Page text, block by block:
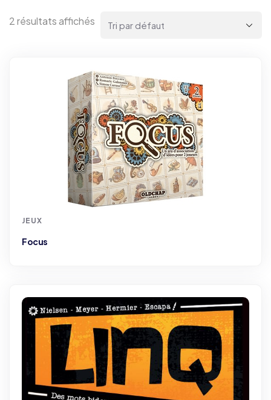
2 résultats affichés
JEUX
Focus